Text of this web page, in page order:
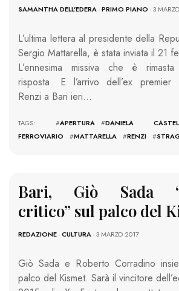
SAMANTHA DELL'EDERA-PRIMO PIANO - 3
L’ultima lettera al presidente della
Sergio Mattarella, è stata inviata il 21
L’ennesima missiva che è
risposta. E l’arrivo dell’ex premier
Renzi a Bari ieri…
TAGS: #APERTURA #DANIELA
FERROVIARIO
#MATTARELLA #RENZI #
Bari, Giò Sada
critico” sul palco del
REDAZIONE-CULTURA- 3 MARZO 2017
Giò Sada e Roberto Corradino
palco del Kismet. Sarà il vincitore